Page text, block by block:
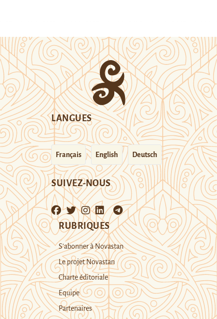
LANGUES
Français English Deutsch
SUIVEZ-NOUS
RUBRIQUES
S’abonner à Novastan
Le projet Novastan
Charte éditoriale
Equipe
Partenaires